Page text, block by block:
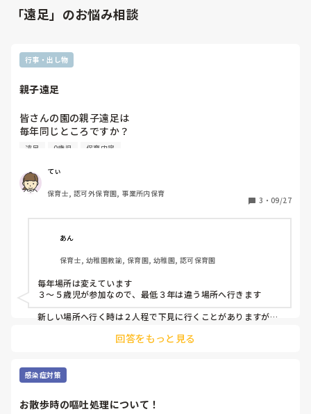
「遠足」のお悩み相談
行事・出し物
親子遠足
皆さんの園の親子遠足は
毎年同じところですか？
うちは担当者が毎年考えているので違います💦
また、遠足の下見は行っていますか？
行っている方は誰が行きますか？？
遠足 0歳児 保育内容
てぃ
保育士, 認可外保育園, 事業所内保育
3 ・ 09/27
あん
保育士, 幼稚園教諭, 保育園, 幼稚園, 認可保育園
毎年場所は変えています
３〜５歳児が参加なので、最低３年は違う場所へ行きます
新しい場所へ行く時は２人程で下見に行くことがありますが、
下見は３〜５歳児担任で行ける人‥シフトや予定を考慮してい
旅行会社さんを通しているので、場所やスケジュールはほとん
どお任せです😅
６か所くらいをローテーションしています
回答をもっと見る
感染症対策
お散歩時の嘔吐処理について！